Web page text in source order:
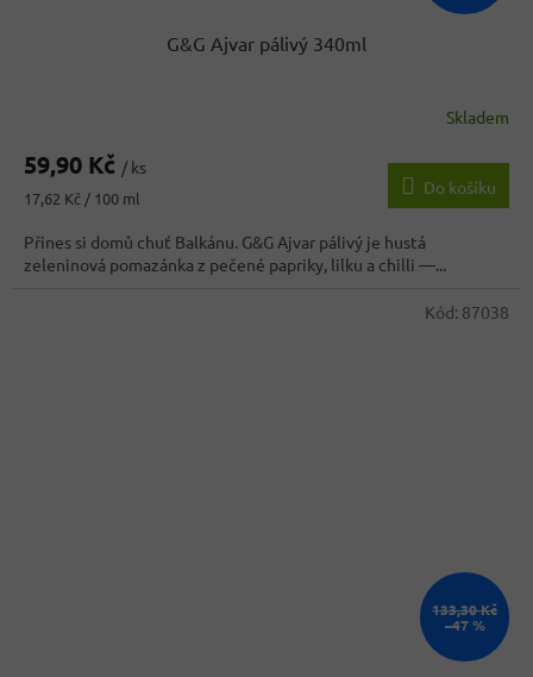
G&G Ajvar pálivý 340ml
produktu
3,8
z
5
hvězdiček.
Skladem
59,90 Kč / ks
Měrná
17,62 Kč / 100 ml
Do košíku
Přines si domů chuť Balkánu. G&G Ajvar pálivý je hustá
zeleninová pomazánka z pečené papriky, lilku a chilli —...
133,30 Kč
–47 %
Kód: 87038